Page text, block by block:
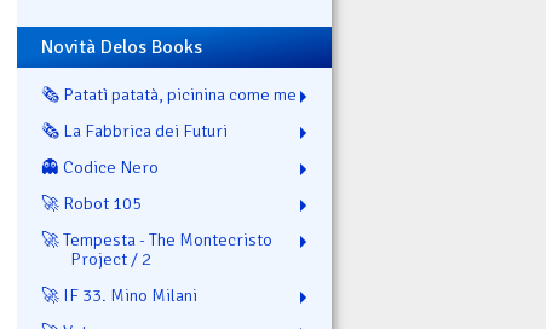
Novità Delos Books
🗞️ Patatì patatà, picinina come me
🗞️ La Fabbrica dei Futuri
👻 Codice Nero
🚀 Robot 105
🚀 Tempesta - The Montecristo
Project / 2
🚀 IF 33. Mino Milani